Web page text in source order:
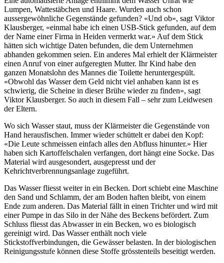
Lumpen, Wattestäbchen und Haare. Wurden auch schon
aussergewöhnliche Gegenstände gefunden? «Und ob», sagt Viktor
Klausberger, «einmal habe ich einen USB-Stick gefunden, auf dem
der Name einer Firma in Heiden vermerkt war.» Auf dem Stick
hätten sich wichtige Daten befunden, die dem Unternehmen
abhanden gekommen seien. Ein anderes Mal erhielt der Klärmeister
einen Anruf von einer aufgeregten Mutter. Ihr Kind habe den
ganzen Monatslohn des Mannes die Toilette heruntergespült.
«Obwohl das Wasser dem Geld nicht viel anhaben kann ist es
schwierig, die Scheine in dieser Brühe wieder zu finden», sagt
Viktor Klausberger. So auch in diesem Fall – sehr zum Leidwesen
der Eltern.
Wo sich Wasser staut, muss der Klärmeister die Gegenstände von
Hand herausfischen. Immer wieder schüttelt er dabei den Kopf:
«Die Leute schmeissen einfach alles den Abfluss hinunter.» Hier
haben sich Kartoffelschalen verfangen, dort hängt eine Socke. Das
Material wird ausgesondert, ausgepresst und der
Kehrichtverbrennungsanlage zugeführt.
Das Wasser fliesst weiter in ein Becken. Dort schiebt eine Maschine
den Sand und Schlamm, der am Boden haften bleibt, von einem
Ende zum anderen. Das Material fällt in einen Trichter und wird mit
einer Pumpe in das Silo in der Nähe des Beckens befördert. Zum
Schluss fliesst das Abwasser in ein Becken, wo es biologisch
gereinigt wird. Das Wasser enthält noch viele
Stickstoffverbindungen, die Gewässer belasten. In der biologischen
Reinigungsstufe können diese Stoffe grösstenteils beseitigt werden.